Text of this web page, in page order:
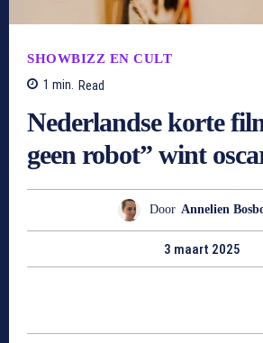
SHOWBIZZ EN CULT
1 min. Read
Nederlandse korte
geen robot” wint
Door Annelien
3 maart 2025